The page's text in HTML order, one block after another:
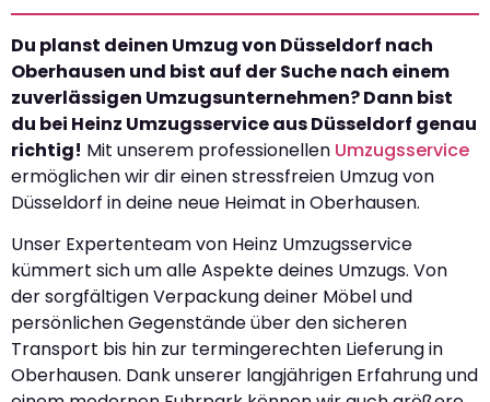
Du planst deinen Umzug von Düsseldorf nach
Oberhausen und bist auf der Suche nach einem
zuverlässigen Umzugsunternehmen? Dann bist
du bei Heinz Umzugsservice aus Düsseldorf genau
richtig! Mit unserem professionellen Umzugsservice
ermöglichen wir dir einen stressfreien Umzug von
Düsseldorf in deine neue Heimat in Oberhausen.
Unser Expertenteam von Heinz Umzugsservice
kümmert sich um alle Aspekte deines Umzugs. Von
der sorgfältigen Verpackung deiner Möbel und
persönlichen Gegenstände über den sicheren
Transport bis hin zur termingerechten Lieferung in
Oberhausen. Dank unserer langjährigen Erfahrung und